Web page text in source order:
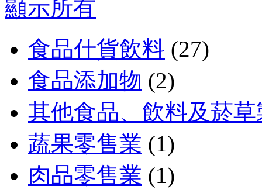
顯示所有
食品什貨飲料 (27)
食品添加物 (2)
其他食品、飲料及菸
蔬果零售業 (1)
肉品零售業 (1)